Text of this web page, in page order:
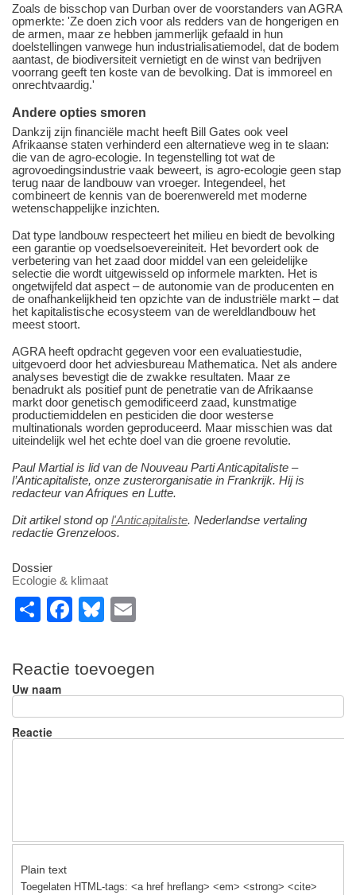
Zoals de bisschop van Durban over de voorstanders van AGRA
opmerkte: 'Ze doen zich voor als redders van de hongerigen en
de armen, maar ze hebben jammerlijk gefaald in hun
doelstellingen vanwege hun industrialisatiemodel, dat de bodem
aantast, de biodiversiteit vernietigt en de winst van bedrijven
voorrang geeft ten koste van de bevolking. Dat is immoreel en
onrechtvaardig.'
Andere opties smoren
Dankzij zijn financiële macht heeft Bill Gates ook veel
Afrikaanse staten verhinderd een alternatieve weg in te slaan:
die van de agro-ecologie. In tegenstelling tot wat de
agrovoedingsindustrie vaak beweert, is agro-ecologie geen stap
terug naar de landbouw van vroeger. Integendeel, het
combineert de kennis van de boerenwereld met moderne
wetenschappelijke inzichten.
Dat type landbouw respecteert het milieu en biedt de bevolking
een garantie op voedselsoevereiniteit. Het bevordert ook de
verbetering van het zaad door middel van een geleidelijke
selectie die wordt uitgewisseld op informele markten. Het is
ongetwijfeld dat aspect – de autonomie van de producenten en
de onafhankelijkheid ten opzichte van de industriële markt – dat
het kapitalistische ecosysteem van de wereldlandbouw het
meest stoort.
AGRA heeft opdracht gegeven voor een evaluatiestudie,
uitgevoerd door het adviesbureau Mathematica. Net als andere
analyses bevestigt die de zwakke resultaten. Maar ze
benadrukt als positief punt de penetratie van de Afrikaanse
markt door genetisch gemodificeerd zaad, kunstmatige
productiemiddelen en pesticiden die door westerse
multinationals worden geproduceerd. Maar misschien was dat
uiteindelijk wel het echte doel van die groene revolutie.
Paul Martial is lid van de Nouveau Parti Anticapitaliste –
l’Anticapitaliste, onze zusterorganisatie in Frankrijk. Hij is
redacteur van Afriques en Lutte.
Dit artikel stond op l'Anticapitaliste. Nederlandse vertaling
redactie Grenzeloos.
Dossier
Ecologie & klimaat
S
ar
e
F
c
e
b
o
Bl
e
sk
y
ail
Reactie toevoegen
Uw naam
Reactie
Plain text
Toegelaten HTML-tags: <a href hreflang> <em> <strong> <cite>